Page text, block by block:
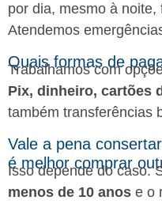
por dia, mesmo à
Atendemos
Quais formas de
Trabalhamos com
Pix, dinheiro, cartões
também transferências
Vale a pena
é melhor comprar
Isso depende do caso.
menos de 10 anos e o